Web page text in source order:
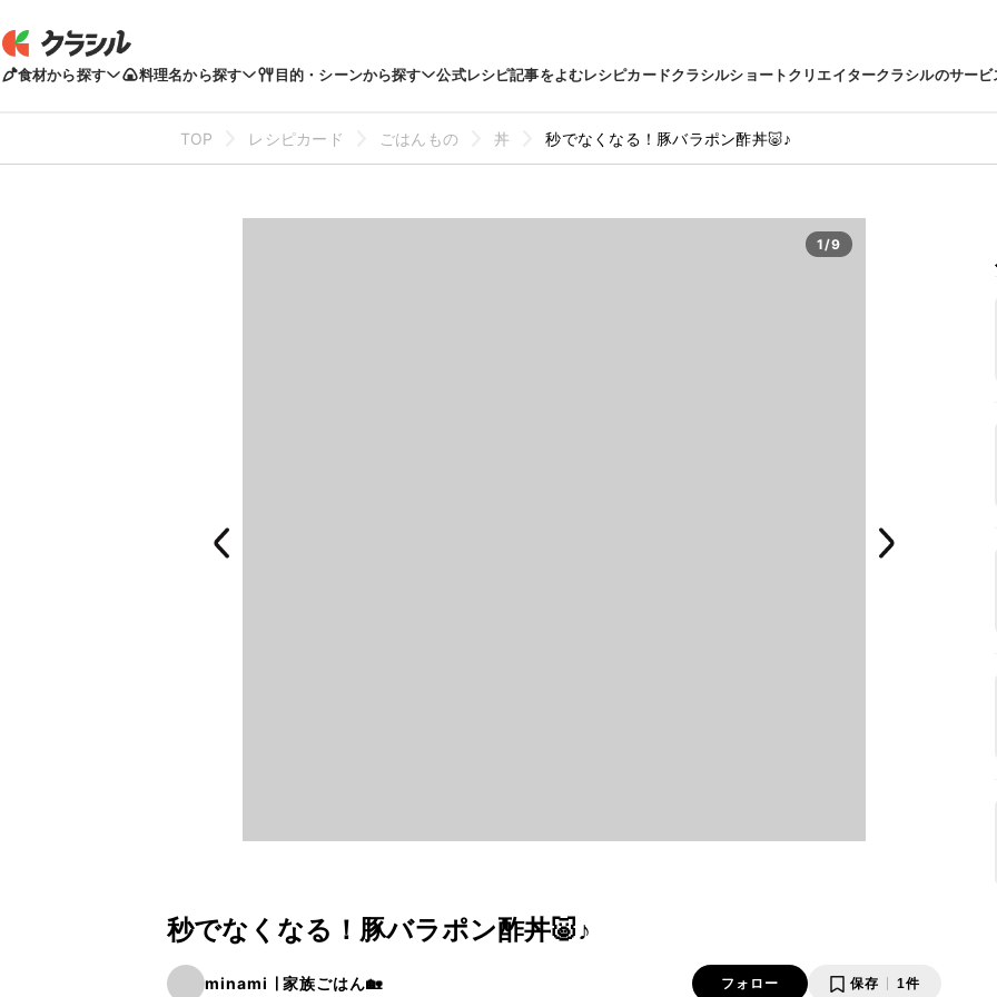
食材から探す 料理名から探す 目的・シーンから探す 公式レシピ記事をよむレシピカードクラシルショートクリエイタークラシルのサービ
TOP レシピカード ごはんもの 丼 秒でなくなる！豚バラポン酢丼🐷♪
1/9
秒でなくなる！豚バラポン酢丼🐷♪
minami ∣ 家族ごはん🏡 フォロー 保存 1件